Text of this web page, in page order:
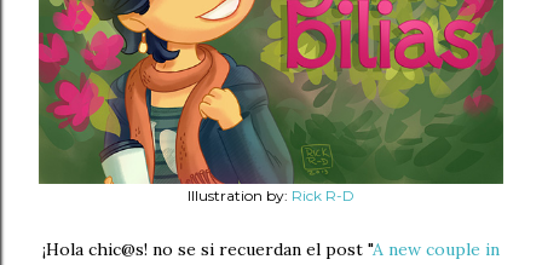
Illustration by: Rick R-D
¡Hola chic@s! no se si recuerdan el post "A new couple in